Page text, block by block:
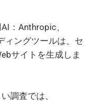
：Anthropic、
ィングツールは、セ
サイトを生成しま
調査では、